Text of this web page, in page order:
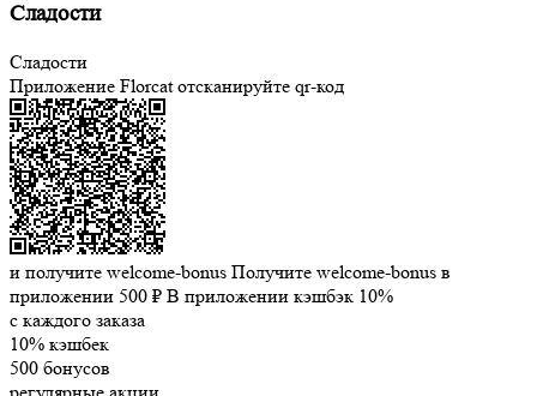
Сладости
Сладости
Приложение Florcat отсканируйте qr-код
и получите welcome-bonus Получите welcome-bonus в
приложении 500 ₽ В приложении кэшбэк 10%
с каждого заказа
10% кэшбек
500 бонусов